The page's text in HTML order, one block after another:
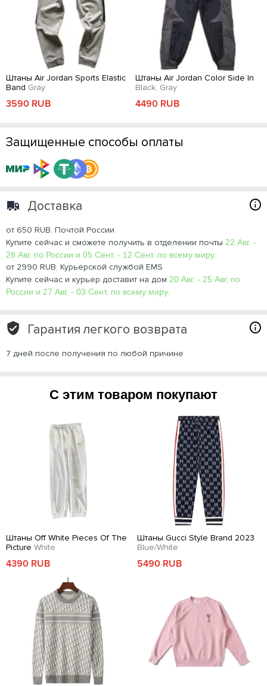
Штаны Air Jordan Sports Elastic
Band Gray
3590 RUB
Штаны Air Jordan Color Side In
Black, Gray
4490 RUB
Защищенные способы оплаты
Доставка
от 650 RUB. Почтой России
Купите сейчас и сможете получить в отделении почты 22 Авг. -
28 Авг. по России и 05 Сент. - 12 Сент. по всему миру.
от 2990 RUB. Курьерской службой EMS
Купите сейчас и курьер доставит на дом 20 Авг. - 25 Авг. по
России и 27 Авг. - 03 Сент. по всему миру.
Гарантия легкого возврата
7 дней после получения по любой причине
С этим товаром покупают
Штаны Off White Pieces Of The
Picture White
4390 RUB
Штаны Gucci Style Brand 2023
Blue/White
5490 RUB